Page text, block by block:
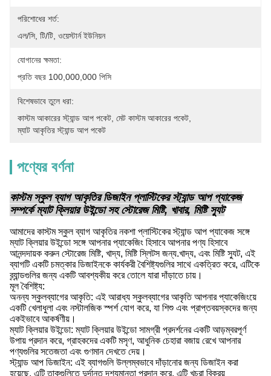
পরিশোধের শর্ত:
এল/সি, টি/টি, ওয়েস্টার্ন ইউনিয়ন
যোগানের ক্ষমতা:
প্রতি বছর 100,000,000 পিসি
বিশেষভাবে তুলে ধরা:
কাস্টম আকারের স্ট্যান্ড আপ পকেট মেট কাস্টম আকারের পকেট
ম্যাট আকৃতির স্ট্যান্ড আপ পকেট
পণ্যের বর্ণনা
কাস্টম স্কুল ব্যাগ আকৃতির ডিজাইন প্লাস্টিকের স্ট্যান্ড আপ প্যাকেজ
সম্পর্কে ম্যাট ক্লিয়ার উইন্ডো সহ স্টোরেজ মিষ্টি, খাবার, মিষ্টি স্যুট
আমাদের কাস্টম স্কুল ব্যাগ আকৃতির নকশা প্লাস্টিকের স্ট্যান্ড আপ প্যাকেজ সঙ্গে
ম্যাট ক্লিয়ার উইন্ডো সঙ্গে আপনার প্যাকেজিং হিসাবে আপনার পণ্য হিসাবে
আনন্দদায়ক করুন স্টোরেজ মিষ্টি, খাদ্য, মিষ্টি স্লিটস জন্য.খাদ্য, এবং মিষ্টি স্যুট, এই
ব্যাগটি একটি চমত্কার ডিজাইনকে কার্যকরী বৈশিষ্ট্যগুলির সাথে একত্রিত করে, এটিকে
ব্র্যান্ডগুলির জন্য একটি আবশ্যকীয় করে তোলে যারা দাঁড়াতে চায়।
মূল বৈশিষ্ট্য:
অনন্য স্কুলব্যাগের আকৃতি: এই আরাধ্য স্কুলব্যাগের আকৃতি আপনার প্যাকেজিংয়ে
একটি খেলাধুলা এবং নস্টালজিক স্পর্শ যোগ করে, যা শিশু এবং প্রাপ্তবয়স্কদের জন্য
একইভাবে আকর্ষণীয়।
ম্যাট ক্লিয়ার উইন্ডো: ম্যাট ক্লিয়ার উইন্ডো সামগ্রী প্রদর্শনের একটি আড়ম্বরপূর্ণ
উপায় প্রদান করে, গ্রাহকদের একটি মসৃণ, আধুনিক চেহারা বজায় রেখে আপনার
পণ্যগুলির সতেজতা এবং গুণমান দেখতে দেয়।
স্ট্যান্ড আপ ডিজাইন: এই ব্যাগগুলি উল্লম্বভাবে দাঁড়ানোর জন্য ডিজাইন করা
হয়েছে, এটি তাকগুলিতে দুর্দান্ত দৃশ্যমানতা প্রদান করে, এটি খুচরা বিক্রয়